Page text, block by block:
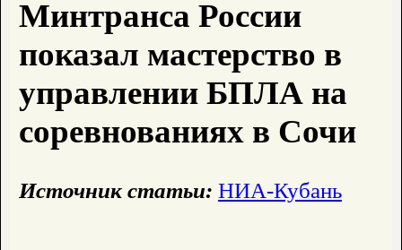
Минтранса России
показал мастерство в
управлении БПЛА на
соревнованиях в Сочи
Источник статьи: НИА-Кубань